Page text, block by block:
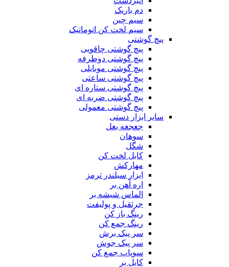
دم باریک
سیم چین
سیم لخت کن اتوماتیک
پیچ گوشتی
پیچ گوشتی چاقویی
پیچ گوشتی دوطرفه
پیچ گوشتی موبایلی
پیچ گوشتی ساعتی
پیچ گوشتی ستاره ای
پیچ گوشتی ضربه ای
پیچ گوشتی معمولی
سایر ابزار دستی
جغجغه بغل
سوهان
شگل
کابل لخت کن
مهارکش
ابزار سیلندر ترمز
اره آهن بر
الماس شیشه بر
جرثقیل و پولیفت
رینگ باز کن
رینگ جمع کن
سر پیک برش
سر پیک جوش
سوپاپ جمع کن
کابل بر